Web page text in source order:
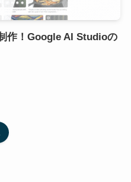
作！Google AI Studioの